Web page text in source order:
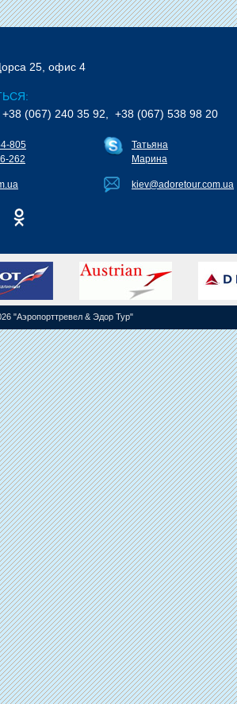
25, офис 4
(067) 240 35 92, +38 (067) 538 98 20
805
262
Татьяна
Марина
kiev@adoretour.com.ua
"Аэропорттревел & Эдор Тур"